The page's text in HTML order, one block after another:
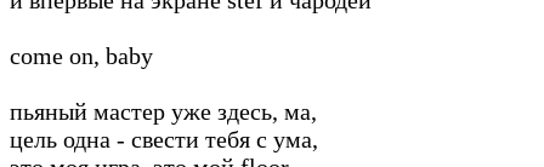
come on, baby
пьяный мастер уже здесь, ма,
цель одна - свести тебя с ума,